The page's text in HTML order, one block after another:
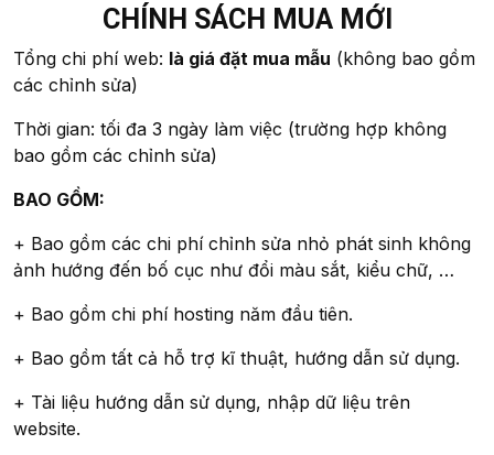
CHÍNH SÁCH MUA MỚI
Tổng chi phí web: là giá đặt mua mẫu (không bao gồm
các chỉnh sửa)
Thời gian: tối đa 3 ngày làm việc (trường hợp không
bao gồm các chỉnh sửa)
BAO GỒM:
+ Bao gồm các chi phí chỉnh sửa nhỏ phát sinh không
ảnh hướng đến bố cục như đổi màu sắt, kiểu chữ, …
+ Bao gồm chi phí hosting năm đầu tiên.
+ Bao gồm tất cả hỗ trợ kĩ thuật, hướng dẫn sử dụng.
+ Tài liệu hướng dẫn sử dụng, nhập dữ liệu trên
website.